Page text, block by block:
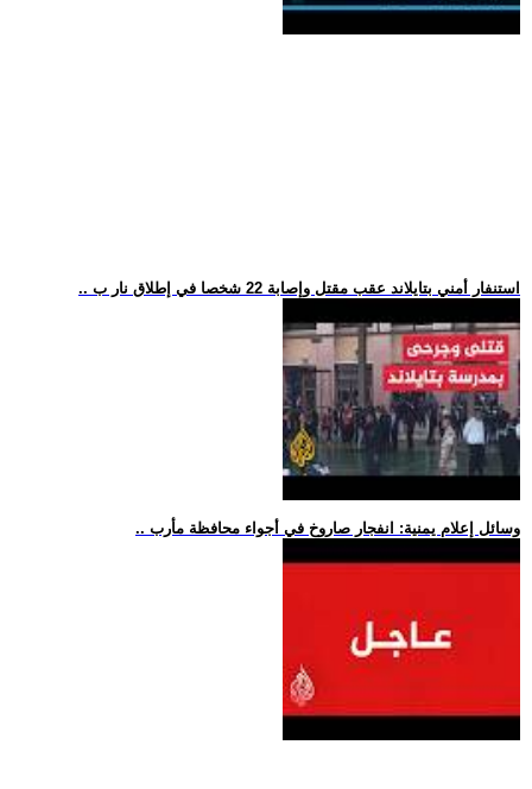
.. استنفار أمني بتايلاند عقب مقتل وإصابة 22 شخصا في إطلاق نار ب
.. وسائل إعلام يمنية: انفجار صاروخ في أجواء محافظة مأرب